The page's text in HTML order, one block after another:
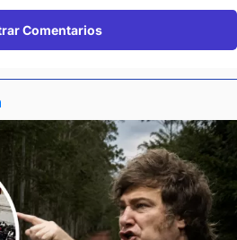
Comentarios